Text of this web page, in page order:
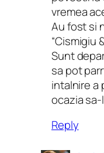
vremea
Au fost si
“Cismigiu
Sunt
sa pot
intalnire a
ocazia sa-
Reply